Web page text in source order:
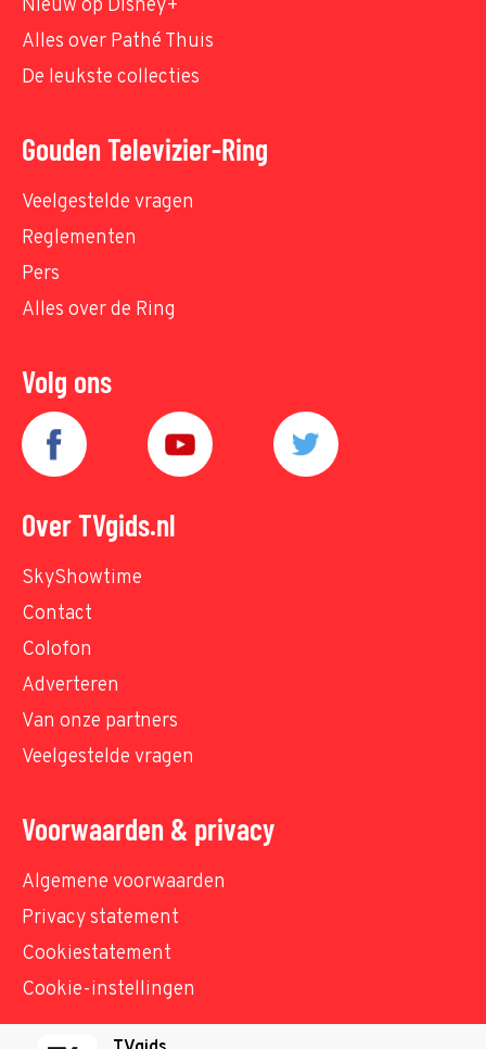
Nieuw op Disney+
Alles over Pathé Thuis
De leukste collecties
Gouden Televizier-Ring
Veelgestelde vragen
Reglementen
Pers
Alles over de Ring
Volg ons
Over TVgids.nl
SkyShowtime
Contact
Colofon
Adverteren
Van onze partners
Veelgestelde vragen
Voorwaarden & privacy
Algemene voorwaarden
Privacy statement
Cookiestatement
Cookie-instellingen